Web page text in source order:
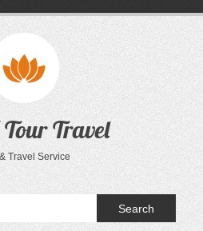
Travel
Travel Service
Search